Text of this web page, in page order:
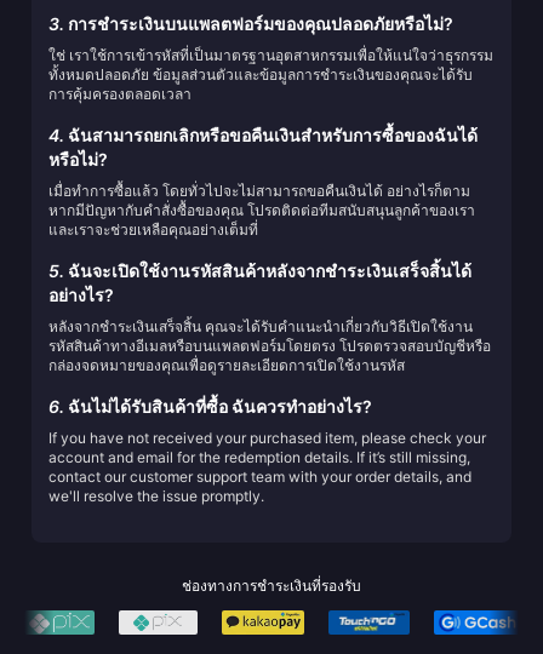
3. การชำระเงินบนแพลตฟอร์มของคุณปลอดภัยหรือไม่?
ใช่ เราใช้การเข้ารหัสที่เป็นมาตรฐานอุตสาหกรรมเพื่อให้แน่ใจว่าธุรกรรม
ทั้งหมดปลอดภัย ข้อมูลส่วนตัวและข้อมูลการชำระเงินของคุณจะได้รับ
การคุ้มครองตลอดเวลา
4. ฉันสามารถยกเลิกหรือขอคืนเงินสำหรับการซื้อของฉันได้
หรือไม่?
เมื่อทำการซื้อแล้ว โดยทั่วไปจะไม่สามารถขอคืนเงินได้ อย่างไรก็ตาม
หากมีปัญหากับคำสั่งซื้อของคุณ โปรดติดต่อทีมสนับสนุนลูกค้าของเรา
และเราจะช่วยเหลือคุณอย่างเต็มที่
5. ฉันจะเปิดใช้งานรหัสสินค้าหลังจากชำระเงินเสร็จสิ้นได้
อย่างไร?
หลังจากชำระเงินเสร็จสิ้น คุณจะได้รับคำแนะนำเกี่ยวกับวิธีเปิดใช้งาน
รหัสสินค้าทางอีเมลหรือบนแพลตฟอร์มโดยตรง โปรดตรวจสอบบัญชีหรือ
กล่องจดหมายของคุณเพื่อดูรายละเอียดการเปิดใช้งานรหัส
6. ฉันไม่ได้รับสินค้าที่ซื้อ ฉันควรทำอย่างไร?
If you have not received your purchased item, please check your
account and email for the redemption details. If it’s still missing,
contact our customer support team with your order details, and
we'll resolve the issue promptly.
ช่องทางการชำระเงินที่รองรับ